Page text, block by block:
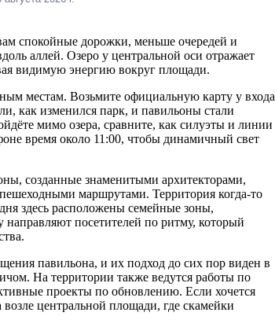
спокойные дорожки, меньше очередей и
аллей. Озеро у центральной оси отражает
видимую энергию вокруг площади.
местам. Возьмите официальную карту у входа
как изменился парк, и павильоны стали
мимо озера, сравните, как силуэты и линии
время около 11:00, чтобы динамичный свет
созданные знаменитыми архитекторами,
маршрутами. Территория когда-то
здесь расположены семейные зоны,
посетителей по ритму, который
павильона, и их подход до сих пор виден в
На территории также ведутся работы по
проекты по обновлению. Если хочется
центральной площади, где скамейки